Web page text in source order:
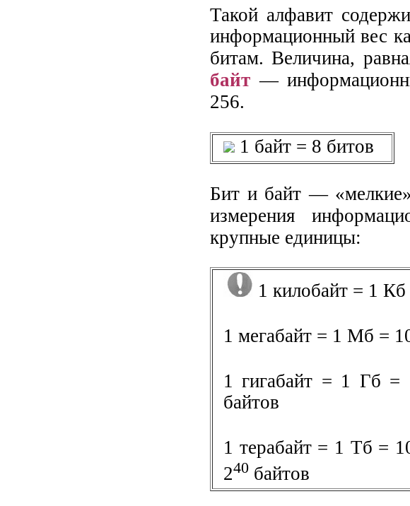
Такой алфавит
информационный вес
битам. Величина,
байт —
256.
1 байт = 8 битов
Бит и байт —
измерения
крупные единицы:
1 килобайт = 1
1 мегабайт = 1 Мб =
1 гигабайт = 1 Гб
байтов
1 терабайт = 1 Тб =
240 байтов